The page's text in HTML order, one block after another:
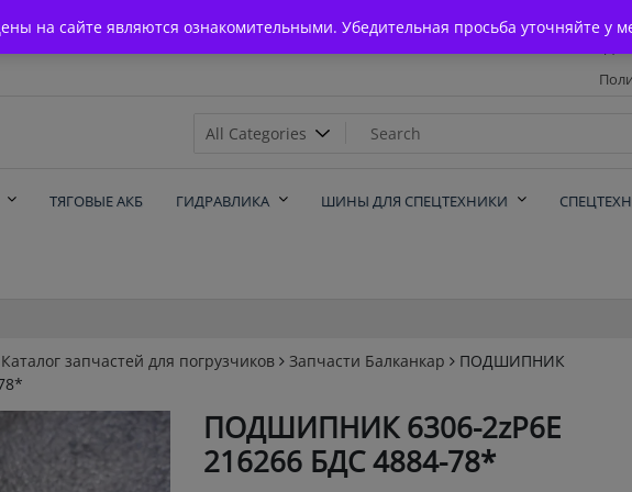
на сайте являются ознакомительными. Убедительная просьба уточняйте у
ТЯГОВЫЕ АКБ ГИДРАВЛИКА ШИНЫ ДЛЯ СПЕЦТЕХНИКИ
Каталог запчастей для погрузчиков Запчасти Балканкар
ПОДШИПНИК
ПОДШИПНИК 6306-2zP6E
216266 БДС 4884-78*